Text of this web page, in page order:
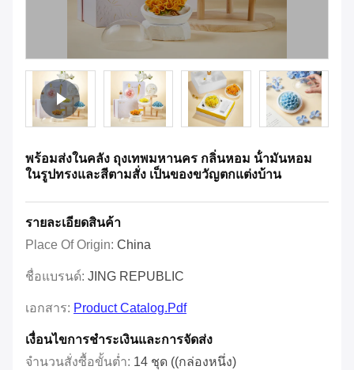
พร้อมส่งในคลัง ถุงเทพมหานคร กลิ่นหอม น้ํามันหอม
ในรูปทรงและสีตามสั่ง เป็นของขวัญตกแต่งบ้าน
รายละเอียดสินค้า
Place Of Origin: China
ชื่อแบรนด์: JING REPUBLIC
เอกสาร: Product Catalog.pdf
เงื่อนไขการชําระเงินและการจัดส่ง
จำนวนสั่งซื้อขั้นต่ำ: 14 ชุด ((กล่องหนึ่ง)